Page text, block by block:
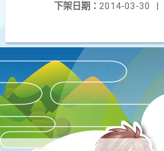
下架日期： 2014-03-30
|